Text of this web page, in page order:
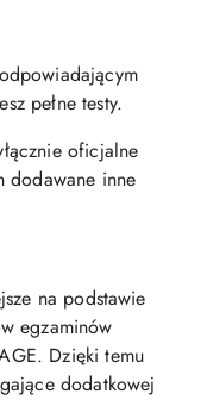
pełne testy.
oficjalne
dodawane inne
na podstawie
egzaminów
Dzięki temu
dodatkowej